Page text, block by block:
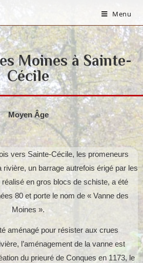
Menu
Moines à Sainte-
Cécile
Moyen Âge
vers Sainte-Cécile, les promeneurs
rivière, un barrage autrefois érigé par les
en gros blocs de schiste, a été
80 et porte le nom de « Vanne des
Moines ».
aménagé pour résister aux crues
l’aménagement de la vanne est
du prieuré de Conques en 1173, le